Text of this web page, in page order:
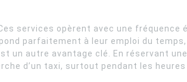
services opèrent avec une fréquence
parfaitement à leur emploi du
un autre avantage clé. En réservant
d’un taxi, surtout pendant les heures